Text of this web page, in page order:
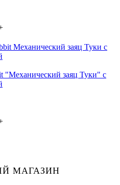
"Механический заяц Туки" с
МАГАЗИН